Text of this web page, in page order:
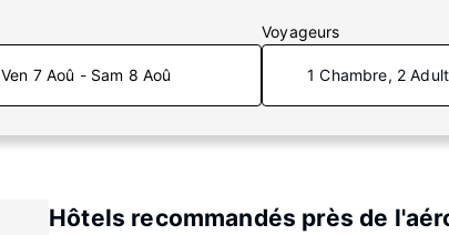
Ven 7 Aoû - Sam 8 Aoû
Voyageurs
1 Chambre, 2
Hôtels recommandés près de